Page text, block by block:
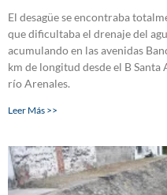
El desagüe se encontraba
que dificultaba el drenaje del
acumulando en las avenidas
km de longitud desde el B Santa
río Arenales.
Leer Más >>